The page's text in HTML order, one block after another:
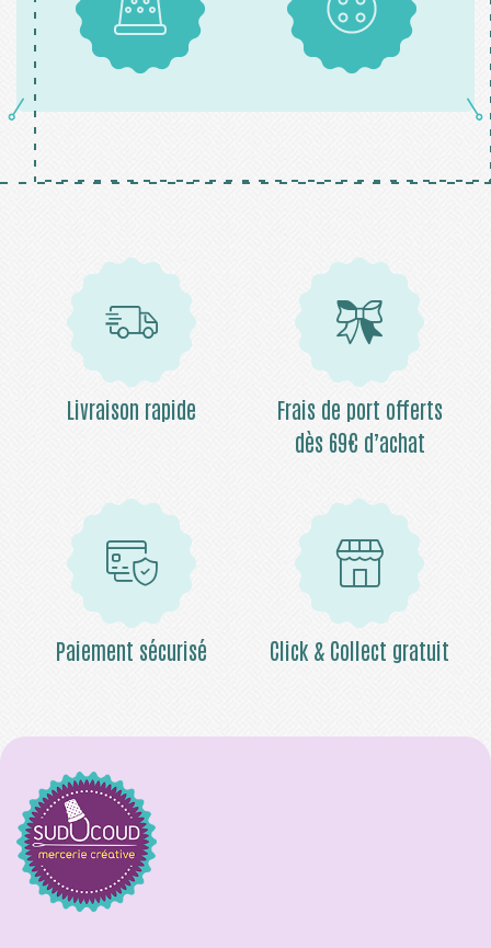
Mercerie Boutons
Livraison rapide
Frais de port offerts
dès 69€ d’achat
Paiement sécurisé Click & Collect gratuit